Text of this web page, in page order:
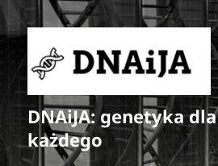
DNAiJA: genetyka dla
każdego